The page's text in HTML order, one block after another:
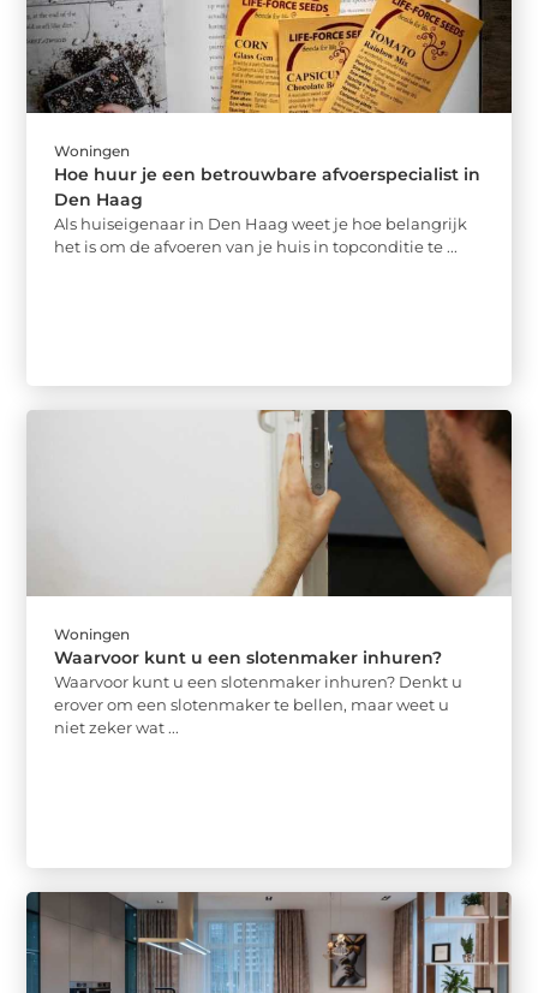
Woningen
Hoe huur je een betrouwbare afvoerspecialist in
Den Haag
Als huiseigenaar in Den Haag weet je hoe belangrijk
het is om de afvoeren van je huis in topconditie te ...
Woningen
Waarvoor kunt u een slotenmaker inhuren?
Waarvoor kunt u een slotenmaker inhuren? Denkt u
erover om een slotenmaker te bellen, maar weet u
niet zeker wat ...